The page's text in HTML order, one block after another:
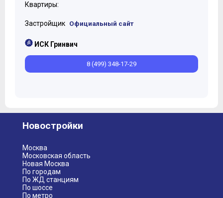
Квартиры:
Застройщик Официальный сайт
ИСК Гринвич
8 (499) 348-17-29
Новостройки
Москва
Московская область
Новая Москва
По городам
По ЖД станциям
По шоссе
По метро